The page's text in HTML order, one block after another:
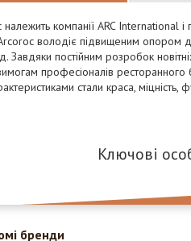
компанії ARC International і
володіє підвищеним опором
Завдяки постійним розробок
професіоналів ресторанного
стали краса, міцність,
Ключові
бренди